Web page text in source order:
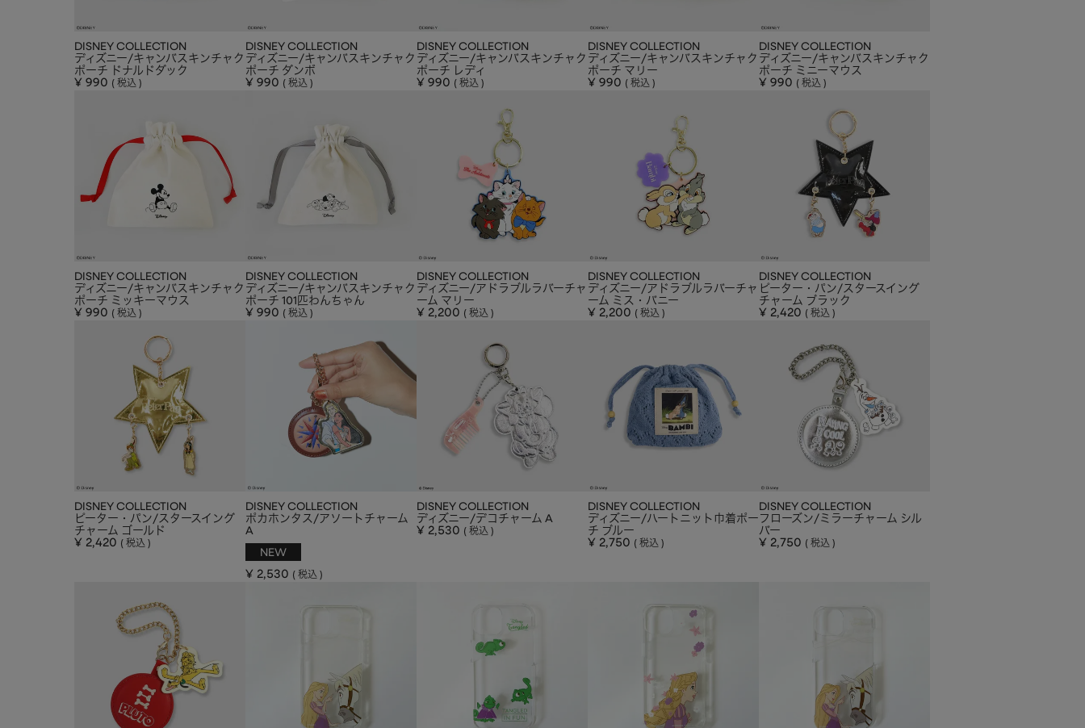
DISNEY COLLECTION
ディズニー/キャンバスキンチャク
ポーチ ドナルドダック
¥ 990 税込
DISNEY COLLECTION
ディズニー/キャンバスキンチャク
ポーチ ダンボ
¥ 990 税込
DISNEY COLLECTION
ディズニー/キャンバスキンチャク
ポーチ レディ
¥ 990 税込
DISNEY COLLECTION
ディズニー/キャンバスキンチャク
ポーチ マリー
¥ 990 税込
DISNEY COLLECTION
ディズニー/キャンバスキンチャク
ポーチ ミニーマウス
¥ 990 税込
DISNEY COLLECTION
ディズニー/キャンバスキンチャク
ポーチ ミッキーマウス
¥ 990 税込
DISNEY COLLECTION
ディズニー/キャンバスキンチャク
ポーチ 101匹わんちゃん
¥ 990 税込
DISNEY COLLECTION
ディズニー/アドラブルラバーチャ
ーム マリー
¥ 2,200 税込
DISNEY COLLECTION
ディズニー/アドラブルラバーチャ
ーム ミス・バニー
¥ 2,200 税込
DISNEY COLLECTION
ピーター・パン/スタースイング
チャーム ブラック
¥ 2,420 税込
DISNEY COLLECTION
ピーター・パン/スタースイング
チャーム ゴールド
¥ 2,420 税込
DISNEY COLLECTION
ポカホンタス/アソートチャーム
A
NEW
¥ 2,530 税込
DISNEY COLLECTION
ディズニー/デコチャーム A
¥ 2,530 税込
DISNEY COLLECTION
ディズニー/ハートニット巾着ポー
チ ブルー
¥ 2,750 税込
DISNEY COLLECTION
フローズン/ミラーチャーム シル
バー
¥ 2,750 税込